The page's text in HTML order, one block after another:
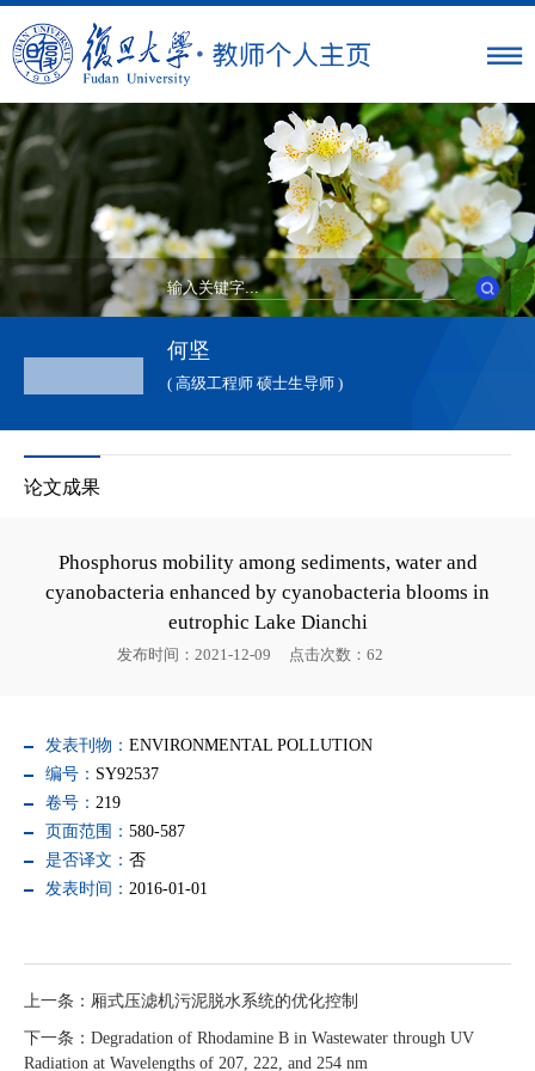
何坚
( 高级工程师 硕士生导师 )
论文成果
Phosphorus mobility among sediments, water and
cyanobacteria enhanced by cyanobacteria blooms in
eutrophic Lake Dianchi
发布时间：2021-12-09 点击次数： 62
发表刊物： ENVIRONMENTAL POLLUTION
编号： SY92537
卷号： 219
页面范围： 580-587
是否译文： 否
发表时间： 2016-01-01
上一条：厢式压滤机污泥脱水系统的优化控制
下一条：Degradation of Rhodamine B in Wastewater through UV
Radiation at Wavelengths of 207, 222, and 254 nm